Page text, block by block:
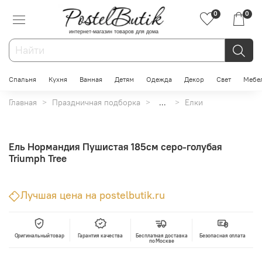
интернет-магазин товаров для дома
0 0
Спальня Кухня Ванная Детям Одежда Декор Свет
Главная Праздничная подборка ... Елки
Ель Нормандия Пушистая 185см серо-голубая
Triumph Tree
Лучшая цена на postelbutik.ru
Оригинальный товар Гарантия качества
Бесплатная доставка
по Москве
Безопасная оплата